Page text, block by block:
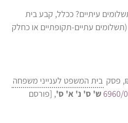
עיתיים? ככלל, קבע בית
עתיים-תקופתיים או כחלק
בית המשפט לענייני משפחה
ש' ס' נ' א' ס', [פורסם